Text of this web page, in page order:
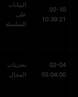
02-10
10:39:21
البيانات
على
السلسلة
02-04
03:04:00
تحديثات
المجال